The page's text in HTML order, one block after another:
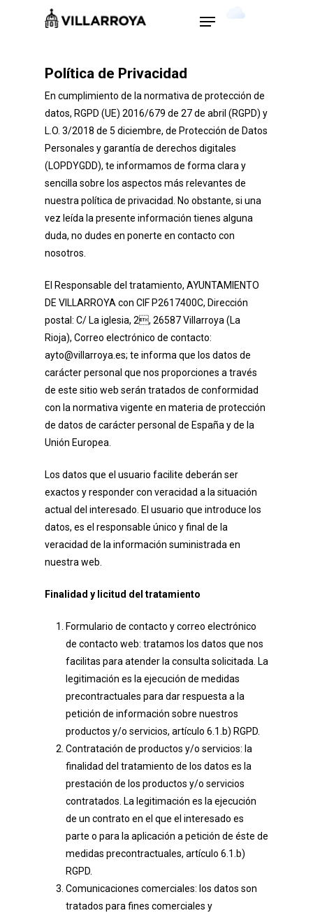
Menu
Política de Privacidad
En cumplimiento de la normativa de protección de
datos, RGPD (UE) 2016/679 de 27 de abril (RGPD) y
L.O. 3/2018 de 5 diciembre, de Protección de Datos
Personales y garantía de derechos digitales
(LOPDYGDD), te informamos de forma clara y
sencilla sobre los aspectos más relevantes de
nuestra política de privacidad. No obstante, si una
vez leída la presente información tienes alguna
duda, no dudes en ponerte en contacto con
nosotros.
El Responsable del tratamiento, AYUNTAMIENTO
DE VILLARROYA con CIF P2617400C, Dirección
postal: C/ La iglesia, 2, 26587 Villarroya (La
Rioja), Correo electrónico de contacto:
ayto@villarroya.es; te informa que los datos de
carácter personal que nos proporciones a través
de este sitio web serán tratados de conformidad
con la normativa vigente en materia de protección
de datos de carácter personal de España y de la
Unión Europea.
Los datos que el usuario facilite deberán ser
exactos y responder con veracidad a la situación
actual del interesado. El usuario que introduce los
datos, es el responsable único y final de la
veracidad de la información suministrada en
nuestra web.
Finalidad y licitud del tratamiento
Formulario de contacto y correo electrónico
de contacto web: tratamos los datos que nos
facilitas para atender la consulta solicitada. La
legitimación es la ejecución de medidas
precontractuales para dar respuesta a la
petición de información sobre nuestros
productos y/o servicios, artículo 6.1.b) RGPD.
Contratación de productos y/o servicios: la
finalidad del tratamiento de los datos es la
prestación de los productos y/o servicios
contratados. La legitimación es la ejecución
de un contrato en el que el interesado es
parte o para la aplicación a petición de éste de
medidas precontractuales, artículo 6.1.b)
RGPD.
Comunicaciones comerciales: los datos son
tratados para fines comerciales y